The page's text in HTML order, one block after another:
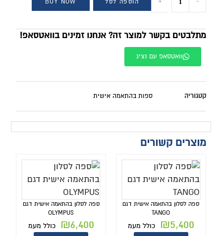
הוספה לסל BUY NOW
מתלבטים בקשר למוצר זה? אנחנו זמינים בוואטסאפ!
וואטסאפ עם נציג
קטגוריה ספות בהתאמה אישית
מוצרים קשורים
ספה לסלון בהתאמה אישית דגם
TANGO
₪5,400 כולל מעמ
ספה לסלון בהתאמה אישית דגם
OLYMPUS
₪6,400 כולל מעמ